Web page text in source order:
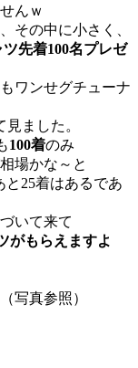
んｗ
その中に小さく、
先着100名プレゼ
ワンせグチューナ
ました。
100着のみ
場かな～と
と25着はあるであ
いて来て
がもらえますよ
写真参照）